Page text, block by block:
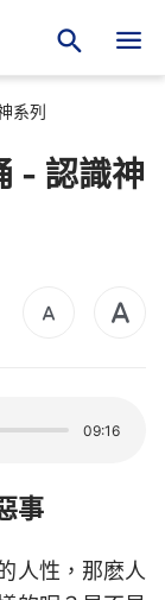
系列
- 認識神
09:16
事
人性，那麽人